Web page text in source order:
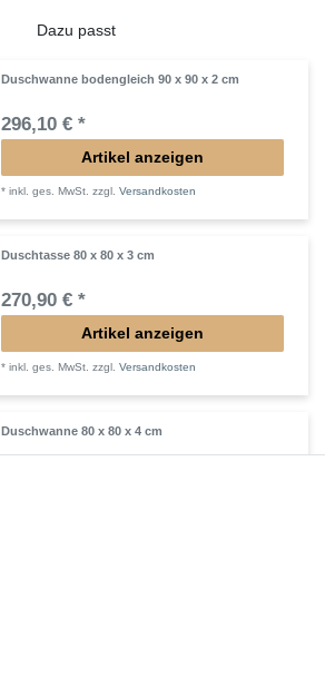
Dazu passt
Duschwanne bodengleich 90 x 90 x 2 cm
296,10 € *
Artikel anzeigen
*inkl. ges. MwSt. zzgl.Versandkosten
Duschtasse 80 x 80 x 3 cm
270,90 € *
Artikel anzeigen
*inkl. ges. MwSt. zzgl.Versandkosten
Duschwanne 80 x 80 x 4 cm